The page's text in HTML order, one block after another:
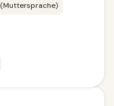
(Muttersprache)